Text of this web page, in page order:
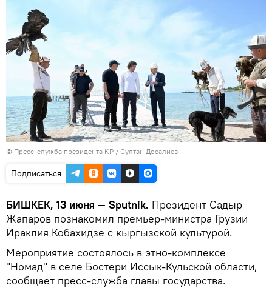
© Пресс-служба президента КР / Султан Досалиев
Подписаться
БИШКЕК, 13 июня — Sputnik. Президент Садыр
Жапаров познакомил премьер-министра Грузии
Ираклия Кобахидзе с кыргызской культурой.
Мероприятие состоялось в этно-комплексе
"Номад" в селе Бостери Иссык-Кульской области,
сообщает пресс-служба главы государства.